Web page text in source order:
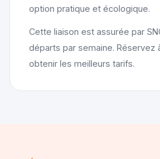
option pratique et écologique.
Cette liaison est assurée par
départs par semaine. Réservez
obtenir les meilleurs tarifs.